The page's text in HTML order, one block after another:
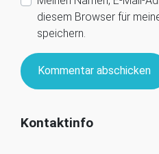
diesem Browser für
speichern.
Kontaktinfo